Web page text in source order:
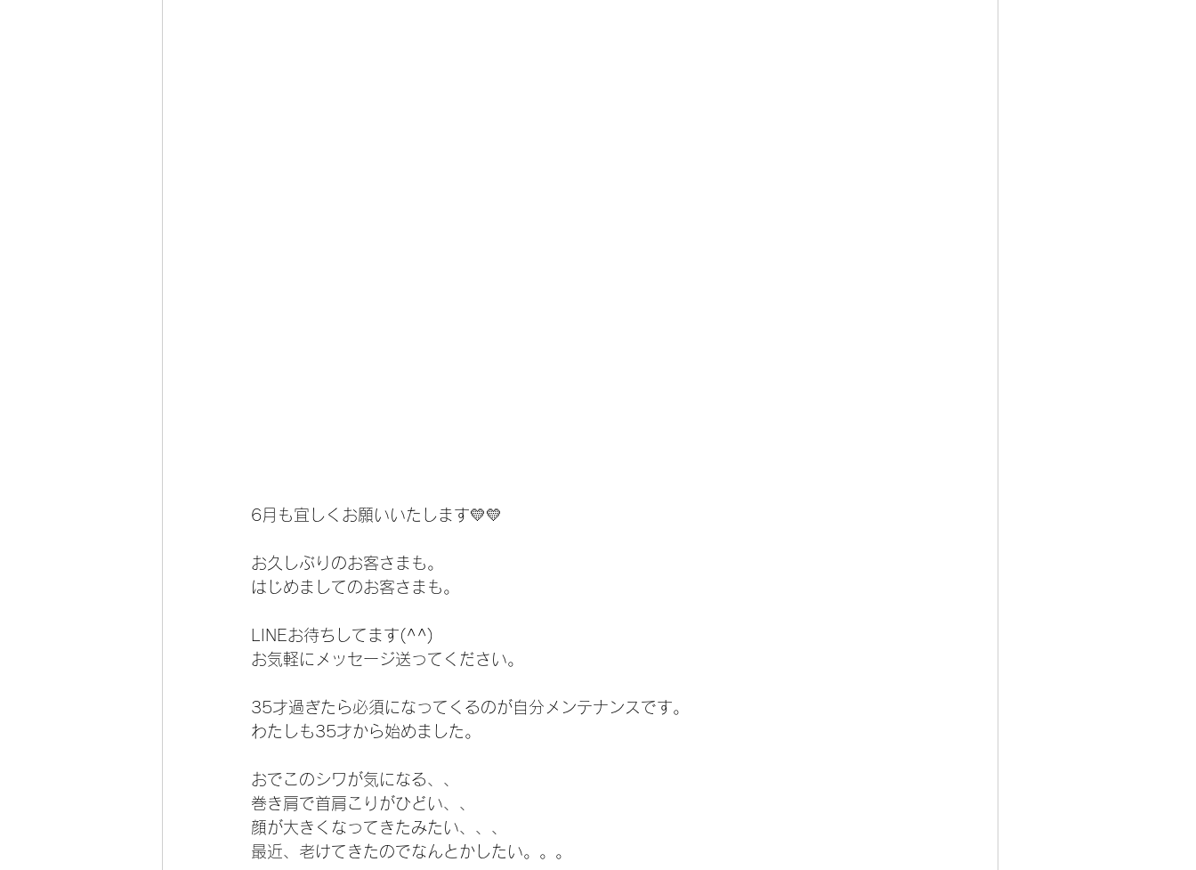
6月も宜しくお願いいたします💛💛
お久しぶりのお客さまも。
はじめましてのお客さまも。
LINEお待ちしてます(^^)
お気軽にメッセージ送ってください。
35才過ぎたら必須になってくるのが自分メンテナンスです。
わたしも35才から始めました。
おでこのシワが気になる、、
巻き肩で首肩こりがひどい、、
顔が大きくなってきたみたい、、、
最近、老けてきたのでなんとかしたい。。。